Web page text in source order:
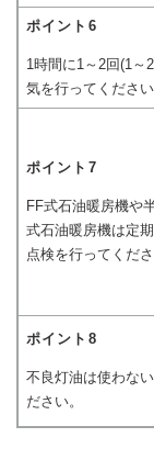
ポイント6
1時間に1～2回(1～
気を行ってください
ポイント7
FF式石油暖房機や
式石油暖房機は定
点検を行ってくださ
ポイント8
不良灯油は使わない
ださい。